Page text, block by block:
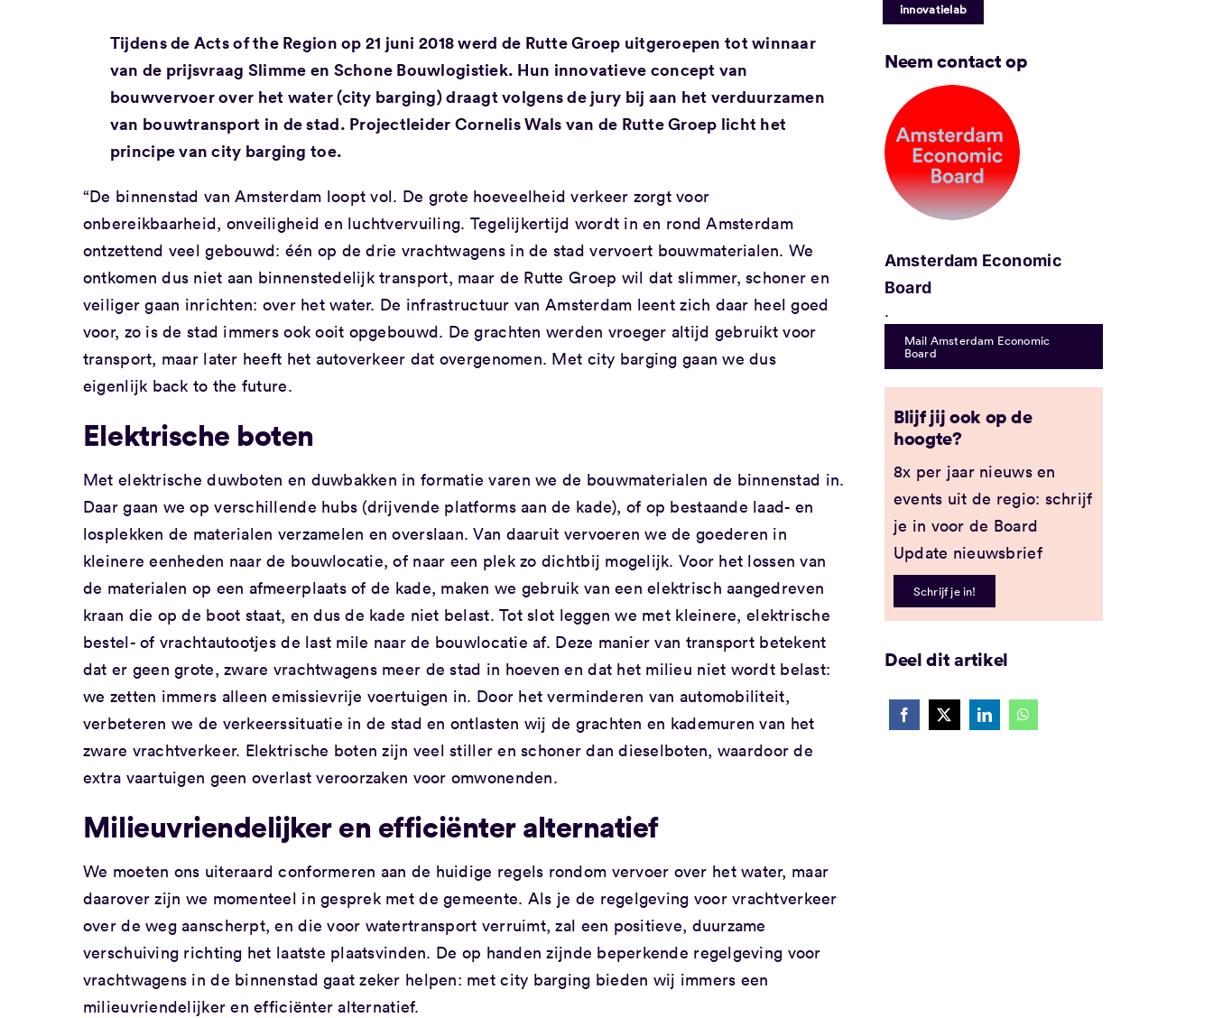
Tijdens de Acts of the Region op 21 juni 2018 werd de Rutte Groep uitgeroepen tot winnaar
van de prijsvraag Slimme en Schone Bouwlogistiek. Hun innovatieve concept van
bouwvervoer over het water (city barging) draagt volgens de jury bij aan het verduurzamen
van bouwtransport in de stad. Projectleider Cornelis Wals van de Rutte Groep licht het
principe van city barging toe.
“De binnenstad van Amsterdam loopt vol. De grote hoeveelheid verkeer zorgt voor
onbereikbaarheid, onveiligheid en luchtvervuiling. Tegelijkertijd wordt in en rond Amsterdam
ontzettend veel gebouwd: één op de drie vrachtwagens in de stad vervoert bouwmaterialen. We
ontkomen dus niet aan binnenstedelijk transport, maar de Rutte Groep wil dat slimmer, schoner en
veiliger gaan inrichten: over het water. De infrastructuur van Amsterdam leent zich daar heel goed
voor, zo is de stad immers ook ooit opgebouwd. De grachten werden vroeger altijd gebruikt voor
transport, maar later heeft het autoverkeer dat overgenomen. Met city barging gaan we dus
eigenlijk back to the future.
Elektrische boten
Met elektrische duwboten en duwbakken in formatie varen we de bouwmaterialen de binnenstad in.
Daar gaan we op verschillende hubs (drijvende platforms aan de kade), of op bestaande laad- en
losplekken de materialen verzamelen en overslaan. Van daaruit vervoeren we de goederen in
kleinere eenheden naar de bouwlocatie, of naar een plek zo dichtbij mogelijk. Voor het lossen van
de materialen op een afmeerplaats of de kade, maken we gebruik van een elektrisch aangedreven
kraan die op de boot staat, en dus de kade niet belast. Tot slot leggen we met kleinere, elektrische
bestel- of vrachtautootjes de last mile naar de bouwlocatie af. Deze manier van transport betekent
dat er geen grote, zware vrachtwagens meer de stad in hoeven en dat het milieu niet wordt belast:
we zetten immers alleen emissievrije voertuigen in. Door het verminderen van automobiliteit,
verbeteren we de verkeerssituatie in de stad en ontlasten wij de grachten en kademuren van het
zware vrachtverkeer. Elektrische boten zijn veel stiller en schoner dan dieselboten, waardoor de
extra vaartuigen geen overlast veroorzaken voor omwonenden.
Milieuvriendelijker en efficiënter alternatief
We moeten ons uiteraard conformeren aan de huidige regels rondom vervoer over het water, maar
daarover zijn we momenteel in gesprek met de gemeente. Als je de regelgeving voor vrachtverkeer
over de weg aanscherpt, en die voor watertransport verruimt, zal een positieve, duurzame
verschuiving richting het laatste plaatsvinden. De op handen zijnde beperkende regelgeving voor
vrachtwagens in de binnenstad gaat zeker helpen: met city barging bieden wij immers een
milieuvriendelijker en efficiënter alternatief.
innovatielab
Neem contact op
Amsterdam Economic
Board
.
Mail Amsterdam Economic
Board
Blijf jij ook op de
hoogte?
8x per jaar nieuws en
events uit de regio: schrijf
je in voor de Board
Update nieuwsbrief
Schrijf je in!
Deel dit artikel